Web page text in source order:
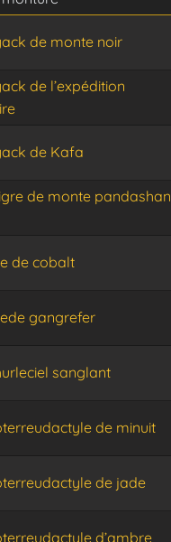
de monte noir
de l’expédition
de Kafa
de monte pandashan
de cobalt
gangrefer
sanglant
de minuit
de jade
d’ambre